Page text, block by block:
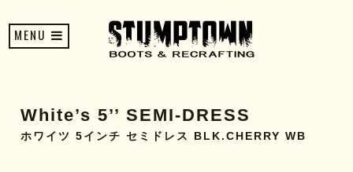
MENU
White’s 5’’ SEMI-DRESS
ホワイツ 5インチ セミドレス BLK.CHERRY WB